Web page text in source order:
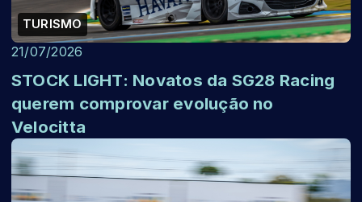
TURISMO
21/07/2026
STOCK LIGHT: Novatos da SG28 Racing
querem comprovar evolução no
Velocitta